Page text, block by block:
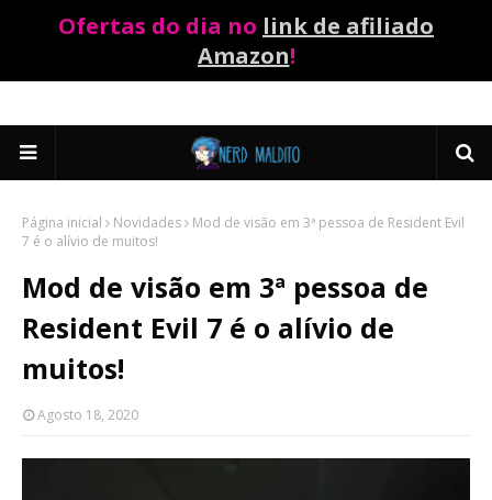
Ofertas do dia no link de afiliado
Amazon!
Página inicial Novidades
Mod de visão em 3ª pessoa de Resident Evil
7 é o alívio de muitos!
Mod de visão em 3ª pessoa de
Resident Evil 7 é o alívio de
muitos!
Agosto 18, 2020